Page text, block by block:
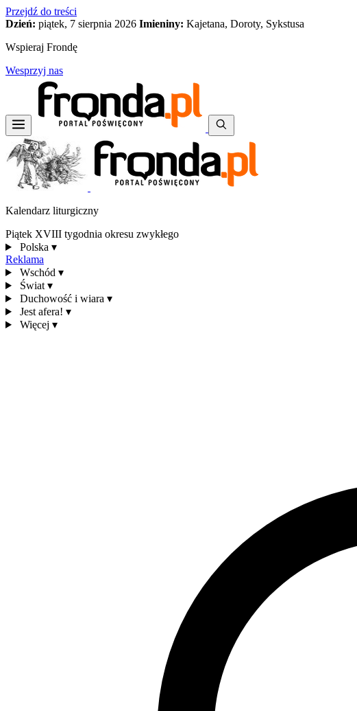
Przejdź do treści
Dzień: piątek, 7 sierpnia 2026 Imieniny: Kajetana, Doroty, Sykstusa
Wspieraj Frondę
Wesprzyj nas
Kalendarz liturgiczny
Piątek XVIII tygodnia okresu zwykłego
Polska ▾
Reklama
Wschód ▾
Świat ▾
Duchowość i wiara ▾
Jest afera! ▾
Więcej ▾